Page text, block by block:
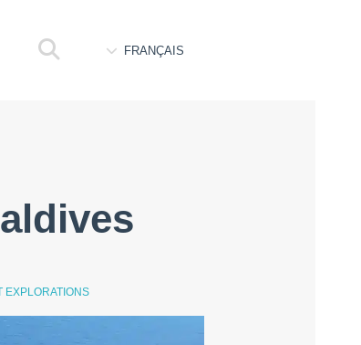
FRANÇAIS
EXPLORATIONS